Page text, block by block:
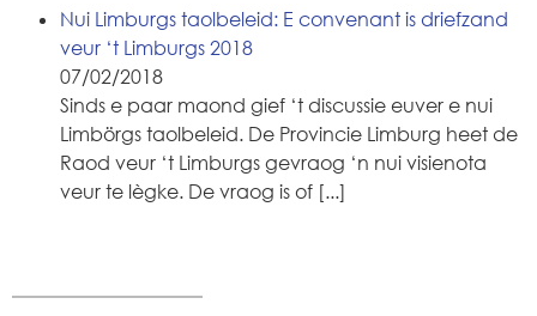
Nui Limburgs taolbeleid: E convenant is driefzand
veur ‘t Limburgs 2018
07/02/2018
Sinds e paar maond gief ‘t discussie euver e nui
Limbörgs taolbeleid. De Provincie Limburg heet de
Raod veur ‘t Limburgs gevraog ‘n nui visienota
veur te lègke. De vraog is of [...]